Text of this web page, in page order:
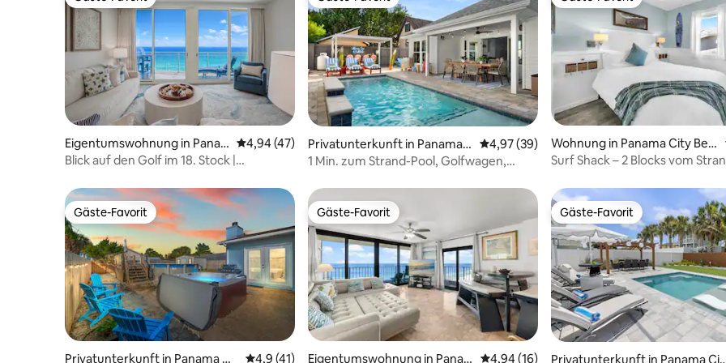
Gäste-Favorit
Eigentumswohnung in Pana
ma City Beach
Durchschnittliche Bewertung: 4,94 von 5, 47 Bewertungen
4,94 (47)
Blick auf den Golf im 18. Stock |
Gäste-Favorit
Privatunterkunft in Panama
City Beach
Durchschnittliche Bewertung: 4,97 von 5,
4,97 (39)
1 Min. zum Strand-Pool, Golfwagen,
Gäste-Favorit
Wohnung in Panama City Bea
ch
Surf Shack – 2 Blocks vom
Gäste-Favorit
Gäste-Favorit
Privatunterkunft in Panama Cit Durchschnittliche Bewertung: 4,9 von 5, 41 Bewertungen
4,9 (41)
Gäste-Favorit
Gäste-Favorit
Eigentumswohnung in Pana Durchschnittliche Bewertung: 4,94 von 5,
4,94 (16)
Gäste-Favorit
Gäste-Favorit
Privatunterkunft in Panama Cit